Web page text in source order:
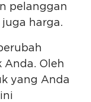
pelanggan
juga harga.
Anda. Oleh
yang Anda